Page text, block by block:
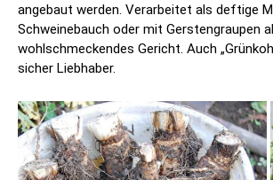
angebaut werden. Verarbeitet als deftige
Schweinebauch oder mit Gerstengraupen
wohlschmeckendes Gericht. Auch
sicher Liebhaber.